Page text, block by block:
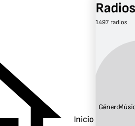
Inicio
1497 radios
Género: